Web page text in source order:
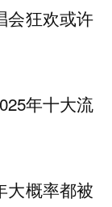
会狂欢或许
年十大流
大概率都被